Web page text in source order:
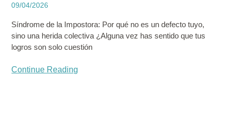
09/04/2026
Síndrome de la Impostora: Por qué no es un defecto tuyo,
sino una herida colectiva ¿Alguna vez has sentido que tus
logros son solo cuestión
Continue Reading